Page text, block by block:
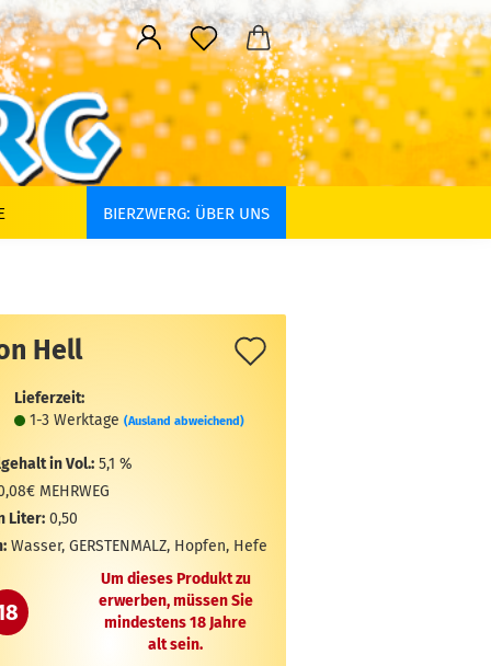
BIERZWERG: ÜBER UNS
Hell
Lieferzeit:
1-3 Werktage (Ausland abweichend)
in Vol.: 5,1 %
MEHRWEG
Liter: 0,50
Wasser, GERSTENMALZ, Hopfen, Hefe
Um dieses Produkt zu
erwerben, müssen Sie
mindestens 18 Jahre
alt sein.